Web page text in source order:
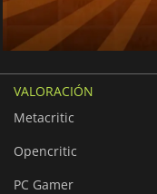
WARHAMMER 3
VALORACIÓN
Metacritic
Opencritic
PC Gamer